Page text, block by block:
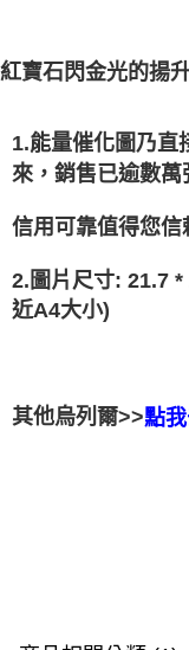
每筆NT$80，滿
每筆NT$80，滿
付款後門市自取
免運費
紅寶石閃金光的揚
1.能量催化圖乃直
來，銷售已逾數萬
信用可靠值得您信
2.圖片尺寸: 21.7
近A4大小)
其他烏列爾>>點